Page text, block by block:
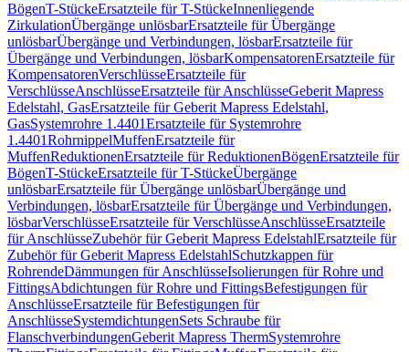
BögenT-StückeErsatzteile für T-StückeInnenliegende
ZirkulationÜbergänge unlösbarErsatzteile für Übergänge
unlösbarÜbergänge und Verbindungen, lösbarErsatzteile für
Übergänge und Verbindungen, lösbarKompensatorenErsatzteile für
KompensatorenVerschlüsseErsatzteile für
VerschlüsseAnschlüsseErsatzteile für AnschlüsseGeberit Mapress
Edelstahl, GasErsatzteile für Geberit Mapress Edelstahl,
GasSystemrohre 1.4401Ersatzteile für Systemrohre
1.4401RohrnippelMuffenErsatzteile für
MuffenReduktionenErsatzteile für ReduktionenBögenErsatzteile für
BögenT-StückeErsatzteile für T-StückeÜbergänge
unlösbarErsatzteile für Übergänge unlösbarÜbergänge und
Verbindungen, lösbarErsatzteile für Übergänge und Verbindungen,
lösbarVerschlüsseErsatzteile für VerschlüsseAnschlüsseErsatzteile
für AnschlüsseZubehör für Geberit Mapress EdelstahlErsatzteile für
Zubehör für Geberit Mapress EdelstahlSchutzkappen für
RohrendeDämmungen für AnschlüsseIsolierungen für Rohre und
FittingsAbdichtungen für Rohre und FittingsBefestigungen für
AnschlüsseErsatzteile für Befestigungen für
AnschlüsseSystemdichtungenSets Schraube für
FlanschverbindungenGeberit Mapress ThermSystemrohre